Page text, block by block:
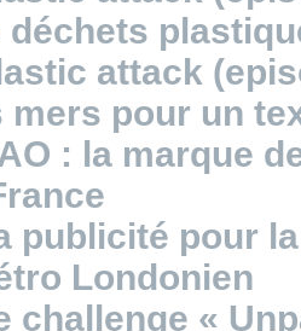
déchets
attack
mers pour un
: la marque
publicité pour
Londonien
challenge «